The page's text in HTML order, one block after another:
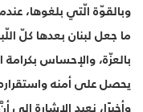
وبالقوّة الّتي بلغوها،
ما جعل لبنان بعدها كلّ
بالعزّة، والإحساس
يحصل على أمنه واستقراره
وأخيرًا، نعيد الإشارة